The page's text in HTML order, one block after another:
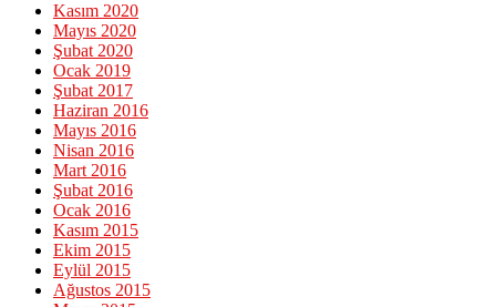
Kasım 2020
Mayıs 2020
Şubat 2020
Ocak 2019
Şubat 2017
Haziran 2016
Mayıs 2016
Nisan 2016
Mart 2016
Şubat 2016
Ocak 2016
Kasım 2015
Ekim 2015
Eylül 2015
Ağustos 2015